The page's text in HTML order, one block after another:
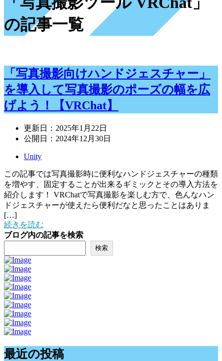
の記事一覧
「写真撮影向けハンドジェスチャー」
を導入して写真撮影のポーズの幅を広
げよう！【VRChat】
更新日： 2025年1月22日
公開日： 2024年12月30日
Unity
この記事では写真撮影時に便利なハンドジェスチャーの種類
を増やす、固定することが出来るギミックとその導入方法を
紹介します！ VRChatで写真撮影を楽しむ方で、色んなハン
ドジェスチャーが使えたら便利だなと思ったことはありま
[…]
続きを読む
ブログ内の記事を検索
検索
最近の投稿